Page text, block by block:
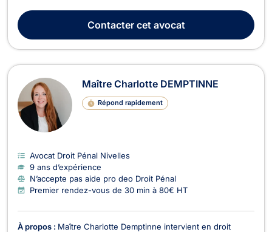
jeunesse. Titulaire d'un Bachelier en droit public de l'EPHEC
obtenu en 2019 et d'un Master en droit...
Contactercet avocat
Maître Charlotte DEMPTINNE
Répond rapidement
Avocat Droit Pénal Nivelles
9 ans d’expérience
N’accepte pas aide pro deo Droit Pénal
Premier rendez-vous de 30 min à 80€ HT
À propos : Maître Charlotte Demptinne intervient en droit